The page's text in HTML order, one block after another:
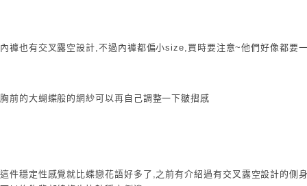
內褲也有交叉露空設計,不過內褲都偏小size,買時要注意~他們好像都要
胸前的大蝴蝶般的網紗可以再自己調整一下皺摺感
這件穩定性感覺就比蝶戀花語好多了,之前有介紹過有交叉露空設計的側